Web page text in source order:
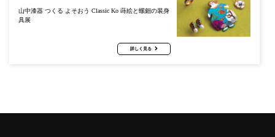
山中漆器 つくる よそおう Classic Ko 蒔絵と螺鈿の装身
具展
詳しく見る